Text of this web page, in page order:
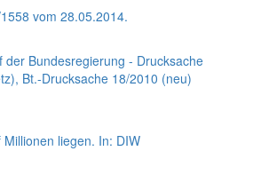
vom 28.05.2014.
Bundesregierung - Drucksache
Bt.-Drucksache 18/2010 (neu)
liegen. In: DIW